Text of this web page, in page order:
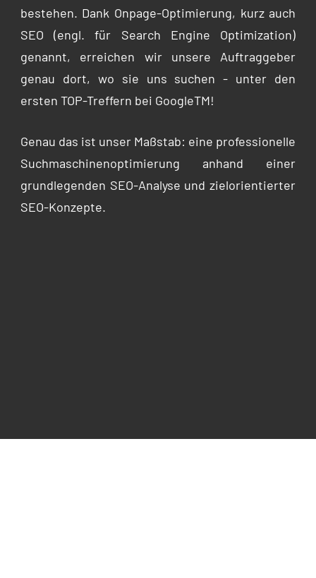
bestehen. Dank Onpage-Optimierung, kurz auch
SEO (engl. für Search Engine Optimization)
genannt, erreichen wir unsere Auftraggeber
genau dort, wo sie uns suchen - unter den
ersten TOP-Treffern bei GoogleTM!
Genau das ist unser Maßstab: eine professionelle
Suchmaschinenoptimierung anhand einer
grundlegenden SEO-Analyse und zielorientierter
SEO-Konzepte.